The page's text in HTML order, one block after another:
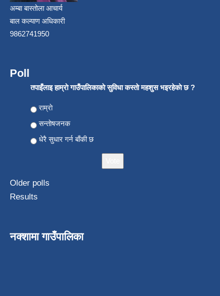
अम्बा बास्तोला आचार्य
बाल कल्याण अधिकारी
9862741950
Poll
तपाइँलाइ हाम्राे गाउँपालिकाकाे सुविधा कस्ताे महशुस भइरहेकाे छ ?
Choices
राम्राे
सन्ताेषजनक
धेरै सुधार गर्न बाँकी छ
Older polls
Results
नक्शामा गाउँपालिका